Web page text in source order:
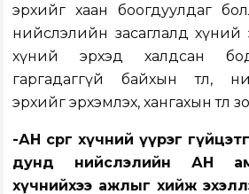
эрхийг хаан боогдуулдаг
нийслэлийн засаглалд хүний
хүний эрхэд халдсан
гаргадаггүй байхын төлөө,
эрхийг эрхэмлэх, хангахын төлөө
-АН сөрөг хүчний үүрэг
дунд нийслэлийн АН
хүчнийхээ ажлыг хийж